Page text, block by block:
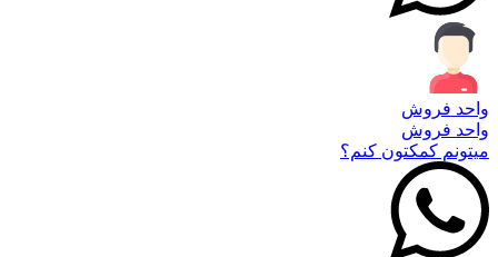
واحد فروش
واحد فروش
میتونم کمکتون کنم؟